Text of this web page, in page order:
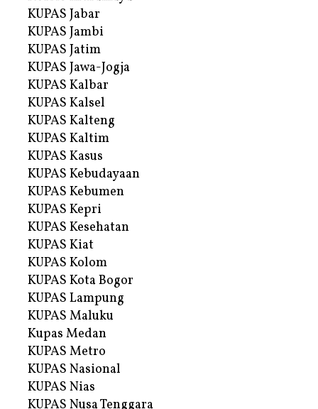
KUPAS Jabar
KUPAS Jambi
KUPAS Jatim
KUPAS Jawa-Jogja
KUPAS Kalbar
KUPAS Kalsel
KUPAS Kalteng
KUPAS Kaltim
KUPAS Kasus
KUPAS Kebudayaan
KUPAS Kebumen
KUPAS Kepri
KUPAS Kesehatan
KUPAS Kiat
KUPAS Kolom
KUPAS Kota Bogor
KUPAS Lampung
KUPAS Maluku
Kupas Medan
KUPAS Metro
KUPAS Nasional
KUPAS Nias
KUPAS Nusa Tenggara